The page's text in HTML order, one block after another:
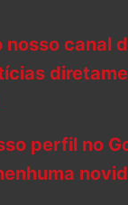
nosso canal
perfil no